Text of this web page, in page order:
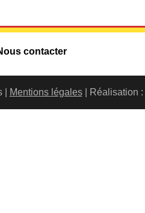
contacter
| Mentions légales| Réalisation :